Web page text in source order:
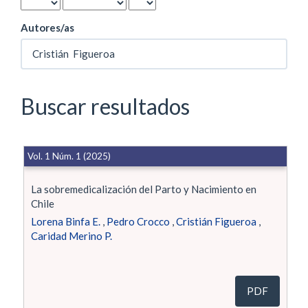
Autores/as
Buscar resultados
La sobremedicalización del Parto y Nacimiento en
Chile
Lorena Binfa E., Pedro Crocco ,Cristián Figueroa,
Caridad Merino P.
Vol. 1 Núm. 1 (2025)
PDF